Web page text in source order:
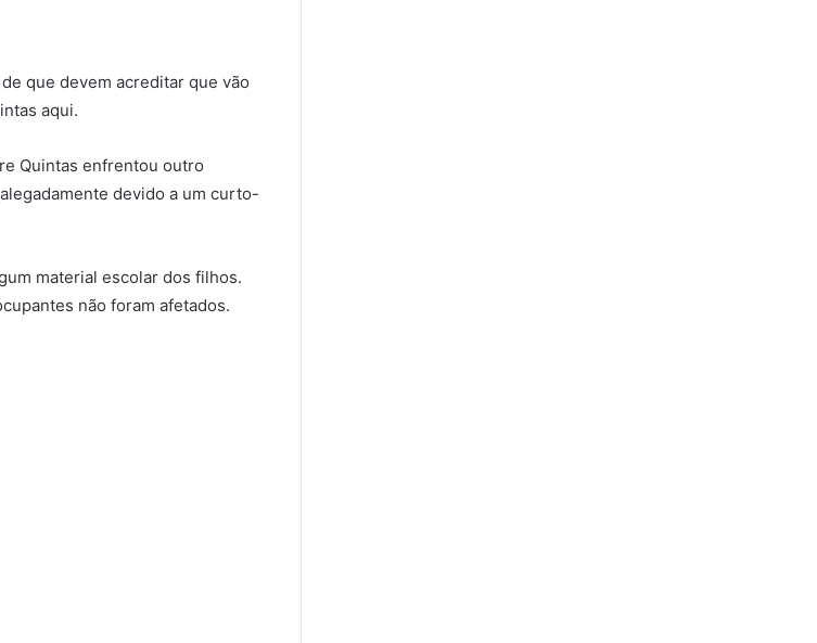
que devem acreditar que vão
aqui.
Quintas enfrentou outro
devido a um curto-
material escolar dos filhos.
não foram afetados.